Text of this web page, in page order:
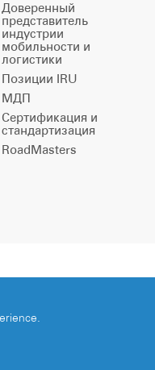
Доверенный
представитель
индустрии
мобильности и
логистики
Позиции IRU
МДП
Сертификация и
стандартизация
RoadMasters